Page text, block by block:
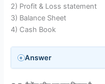
2) Profit & Loss statement
3) Balance Sheet
4) Cash Book
Answer